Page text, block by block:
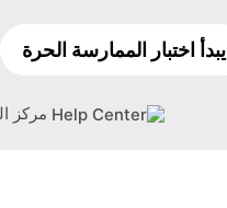
يبدأ اختبار الممارسة الحرة
مركز